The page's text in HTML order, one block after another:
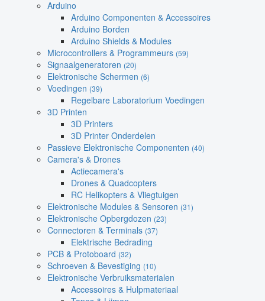
Arduino
Arduino Componenten & Accessoires
Arduino Borden
Arduino Shields & Modules
Microcontrollers & Programmeurs (59)
Signaalgeneratoren (20)
Elektronische Schermen (6)
Voedingen (39)
Regelbare Laboratorium Voedingen
3D Printen
3D Printers
3D Printer Onderdelen
Passieve Elektronische Componenten (40)
Camera's & Drones
Actiecamera's
Drones & Quadcopters
RC Helikopters & Vliegtuigen
Elektronische Modules & Sensoren (31)
Elektronische Opbergdozen (23)
Connectoren & Terminals (37)
Elektrische Bedrading
PCB & Protoboard (32)
Schroeven & Bevestiging (10)
Elektronische Verbruiksmaterialen
Accessoires & Hulpmateriaal